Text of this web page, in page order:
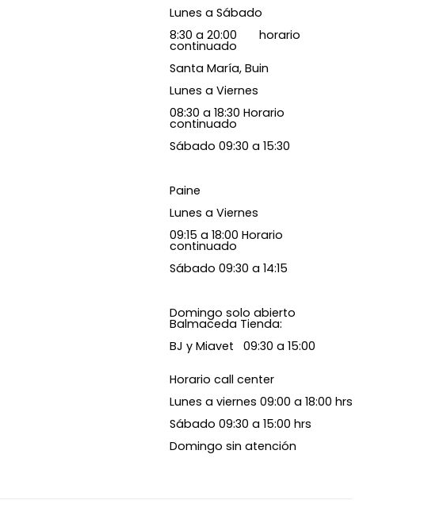
Lunes a Sábado
8:30 a 20:00 horario
continuado
Santa María, Buin
Lunes a Viernes
08:30 a 18:30 Horario
continuado
Sábado 09:30 a 15:30
Paine
Lunes a Viernes
09:15 a 18:00 Horario
continuado
Sábado 09:30 a 14:15
Domingo solo abierto
Balmaceda Tienda:
BJ y Miavet 09:30 a 15:00
Horario call center
Lunes a viernes 09:00 a 18:00 hrs
Sábado 09:30 a 15:00 hrs
Domingo sin atención